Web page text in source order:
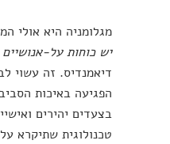
מגלומניה היא אולי
יש כוחות על-
דיאמנדיס. זה עשוי
הפגיעה באיכות
בצעדים יהירים
טכנולוגית שתיקרא